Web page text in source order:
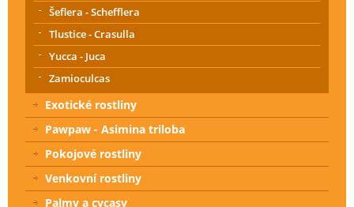
Šeflera - Schefflera
Tlustice - Crasulla
Yucca - Juca
Zamioculcas
Exotické rostliny
Pawpaw - Asimina triloba
Pokojové rostliny
Venkovní rostliny
Palmy a cycasy